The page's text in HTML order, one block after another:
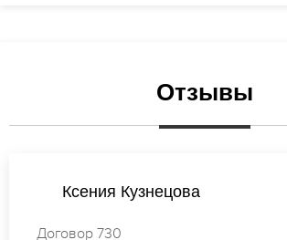
Отзывы
Ксения Васильева
Договор 479